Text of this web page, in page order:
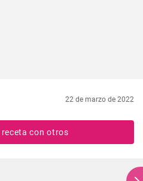
22 de marzo de 2022
con otros